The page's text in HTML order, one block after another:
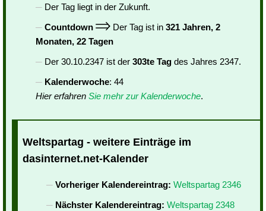
Der Tag liegt in der Zukunft.
Countdown
Der Tag ist in 321 Jahren, 2
Monaten, 22 Tagen
Der 30.10.2347 ist der 303te Tag des Jahres 2347.
Kalenderwoche: 44
Hier erfahren Sie mehr zur Kalenderwoche.
Weltspartag - weitere Einträge im
dasinternet.net-Kalender
Vorheriger Kalendereintrag: Weltspartag 2346
Nächster Kalendereintrag: Weltspartag 2348